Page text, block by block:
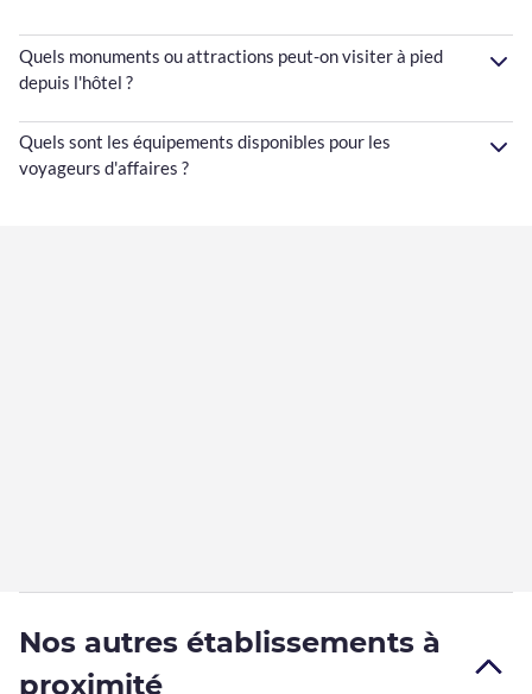
Quels monuments ou attractions peut-on visiter à pied
depuis l'hôtel ?
Quels sont les équipements disponibles pour les
voyageurs d'affaires ?
Nos autres établissements à
proximité